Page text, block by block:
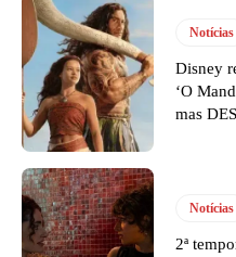
Notícias
Disney
‘O
mas
Notícias
2ª